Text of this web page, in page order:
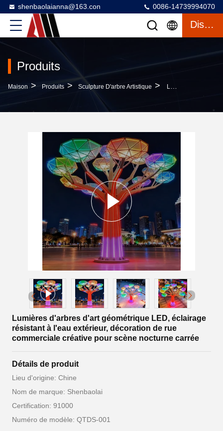
shenbaolaianna@163.con 0086-14739994070
Discuter
Produits
Maison > Produits > Sculpture D'arbre Artistique > Lumières D'arbres D'art Géométrique LED, Éclairage Résistant À L'eau Extérieur, Décoration De Rue Commerciale Créative Pour Scène Nocturne Carrée
Lumières d'arbres d'art géométrique LED, éclairage
résistant à l'eau extérieur, décoration de rue
commerciale créative pour scène nocturne carrée
Détails de produit
Lieu d'origine: Chine
Nom de marque: Shenbaolai
Certification: 91000
Numéro de modèle: QTDS-001